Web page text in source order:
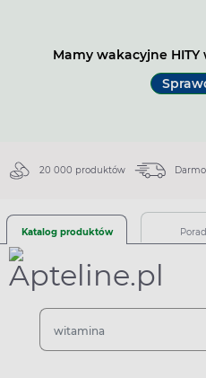
Mamy wakacyjne
20 000 produktów
Katalog produktów